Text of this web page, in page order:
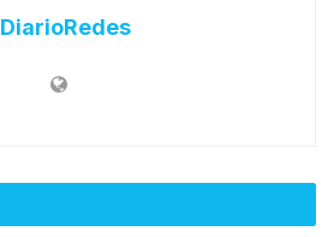
DiarioRedes